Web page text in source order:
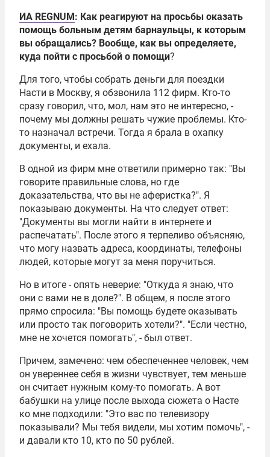
ИА REGNUM: Как реагируют на просьбы оказать
помощь больным детям барнаульцы, к которым
вы обращались? Вообще, как вы определяете,
куда пойти с просьбой о помощи?
Для того, чтобы собрать деньги для поездки
Насти в Москву, я обзвонила 112 фирм. Кто-то
сразу говорил, что, мол, нам это не интересно, -
почему мы должны решать чужие проблемы. Кто-
то назначал встречи. Тогда я брала в охапку
документы, и ехала.
В одной из фирм мне ответили примерно так: "Вы
говорите правильные слова, но где
доказательства, что вы не аферистка?". Я
показываю документы. На что следует ответ:
"Документы вы могли найти в интернете и
распечатать". После этого я терпеливо объясняю,
что могу назвать адреса, координаты, телефоны
людей, которые могут за меня поручиться.
Но в итоге - опять неверие: "Откуда я знаю, что
они с вами не в доле?". В общем, я после этого
прямо спросила: "Вы помощь будете оказывать
или просто так поговорить хотели?". "Если честно,
мне не хочется помогать", - был ответ.
Причем, замечено: чем обеспеченнее человек, чем
он увереннее себя в жизни чувствует, тем меньше
он считает нужным кому-то помогать. А вот
бабушки на улице после выхода сюжета о Насте
ко мне подходили: "Это вас по телевизору
показывали? Мы тебя видели, мы хотим помочь", -
и давали кто 10, кто по 50 рублей.